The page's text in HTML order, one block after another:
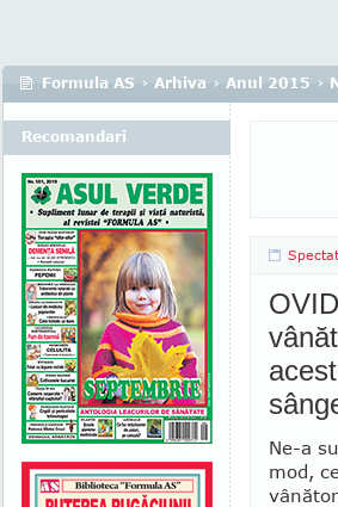
Formula AS › Arhiva › Anul 2015 ›
Ne-a
mod,
Recomandari